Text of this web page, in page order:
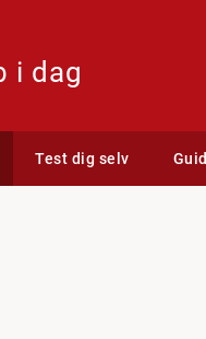
i dag
Test dig selv